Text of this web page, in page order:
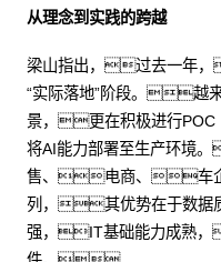
从理念到实践的跨越
梁山指出，过去一年，
“实际落地”阶段。越
景，更在积极进行
将AI能力部署至生产环
售、电商、车企
列，其优势在于数据
强，IT基础能力成熟